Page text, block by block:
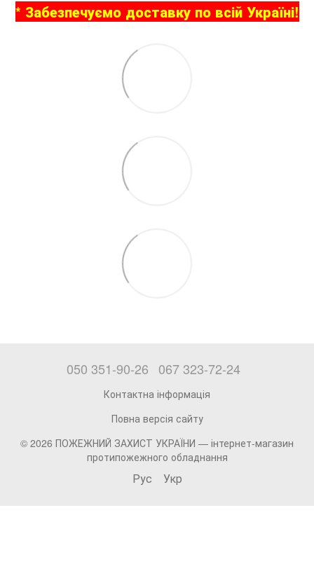
* Забезпечуємо доставку по всій Україні!
050 351-90-26 067 323-72-24
Контактна інформація
Повна версія сайту
© 2026 ПОЖЕЖНИЙ ЗАХИСТ УКРАЇНИ — інтернет-магазин
протипожежного обладнання
Рус Укр